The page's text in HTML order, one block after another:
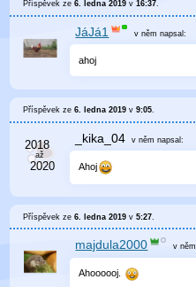
Příspěvek ze6. ledna 2019 v16:37.
JáJá1 v něm napsal:
ahoj
Příspěvek ze6. ledna 2019 v9:05.
_kika_04 v něm napsal:
Ahoj
Příspěvek ze6. ledna 2019 v5:27
majdula2000 v něm
Ahoooooj.